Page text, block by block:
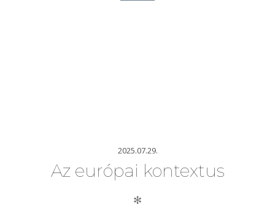
2025.07.29.
Az európai kontextus
✻